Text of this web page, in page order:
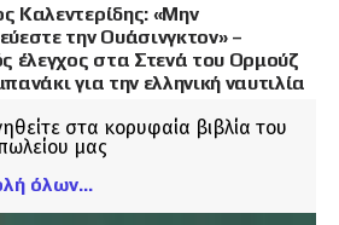
Καλεντερίδης: «Μην
την Ουάσινγκτον» –
έλεγχος στα Στενά του Ορμούζ
για την ελληνική ναυτιλία
στα κορυφαία βιβλία του
μας
όλων